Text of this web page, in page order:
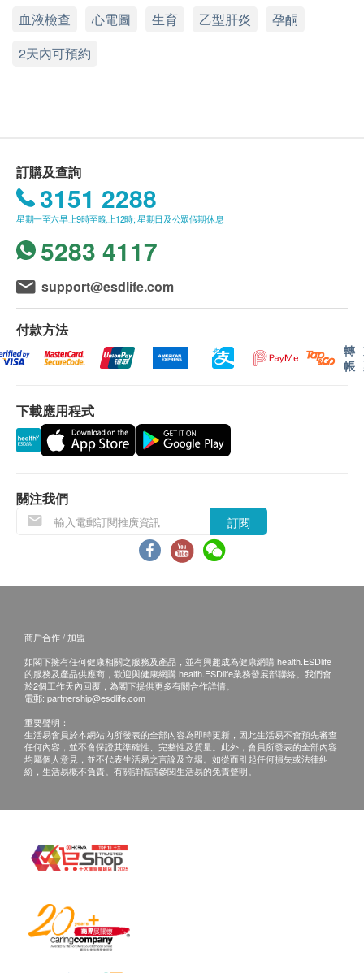
$1300 hutchgo.com 旅遊禮券
血液檢查
嗜鹼性白血球
紅血球壓積量
血小板數目
中性白血球
紅血球平均血紅素濃度
乙型肝炎檢查
乙型肝炎表面抗體
乙型肝炎表面抗原
梅毒血清測試
德國痳疹抗體(只限女士)
黃體生成激素
雌二醇
詳細檢查報告連醫生註解
用途，醫護人員不會為客人提供任何新冠疫苗建議
或選擇
。
肝炎及兒童疫苗注射必須經醫生評估是否適合進行
所有體格檢查並非作為醫務診斷或治療用途。
如有爭議，健康網購health.ESDlife及德信醫療中
心保留最後決定權。
報告：
進行健康檢查後，一般情況下，需大概 4-6 個工作天
跟進檢查報告，工作天不包括星期六、日及公眾假
期。輪侯報告講解時間會因應不同情況(如個別化驗專
案所需時間或客人指明特定時段)而有所延長。健康檢
查包含詳細書面驗身報告。
免責聲明：
所有健康檢查/服務並非作為醫務診斷或治療用
諮詢有認可資格的醫生，作出診斷及治療。
本服務/產品由商戶提供。生活易【健康網購
health.ESDlife】並沒有經營或提供本服務/產品。
有關此服務/產品的錯漏或延誤，或因使用此服務/
星期一至六：9:00a.m. – 18:30p.m.
電話：2951 1988
血液檢查
心電圖 生育 乙型肝炎
孕酮
2天內可預約
訂購及查詢
3151 2288
星期一至六早上9時至晚上12時; 星期日及公眾假期休息
5283 4117
support@esdlife.com
付款方法
轉
帳
下載應用程式
關注我們
訂閱
商戶合作 / 加盟
如閣下擁有任何健康相關之服務及產品，並有興趣成為健康網購 health.ESDlife
的服務及產品供應商，歡迎與健康網購 health.ESDlife業務發展部聯絡。我們會
於2個工作天內回覆，為閣下提供更多有關合作詳情。
電郵: partnership@esdlife.com
重要聲明：
生活易會員於本網站內所發表的全部內容為即時更新，因此生活易不會預先審查
任何內容，並不會保證其準確性、完整性及質量。此外，會員所發表的全部內容
均屬個人意見，並不代表生活易之言論及立場。如從而引起任何損失或法律糾
紛，生活易概不負責。有關詳情請參閱生活易的免責聲明。